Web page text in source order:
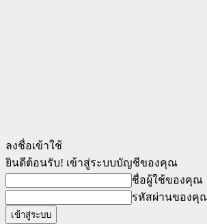
ลงชื่อเข้าใช้
ยินดีต้อนรับ! เข้าสู่ระบบบัญชีของคุณ
ชื่อผู้ใช้ของคุณ
รหัสผ่านของคุ